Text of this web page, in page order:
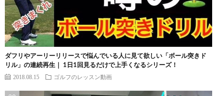
ダフリやアーリーリリースで悩んでいる人に見て欲しい「ボール突きド
リル」の連続再生｜ 1日1回見るだけで上手くなるシリーズ！
2018.08.15 ゴルフのレッスン動画